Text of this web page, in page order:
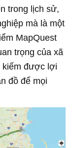
trong lịch sử,
mà là một
MapQuest
trọng của xã
kiếm được lợi
đồ để mọi